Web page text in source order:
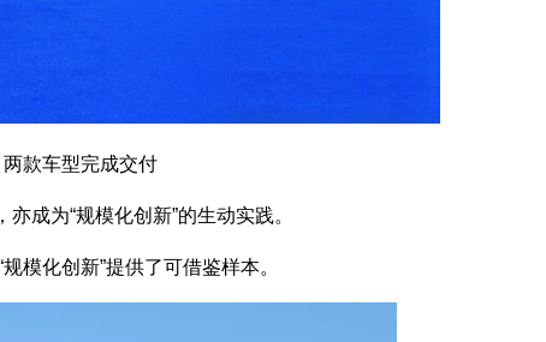
款车型完成交付
成为“规模化创新”的生动实践。
模化创新”提供了可借鉴样本。